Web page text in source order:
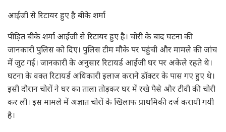
आईजी से रिटायर हुए है बीके शर्मा
पीड़ित बीके शर्मा आईजी से रिटायर हुए है। चोरी के बाद घटना की
जानकारी पुलिस को दिए। पुलिस टीम मौके पर पहुंची और मामले की जांच
में जुट गई। जानकारी के अनुसार रिटायर्ड आईजी घर पर अकेले रहते थे।
घटना के वक्त रिटायर्ड अधिकारी इलाज कराने डॉक्टर के पास गए हुए थे।
इसी दौरान चोरों ने घर का ताला तोड़कर घर में रखे पैसे और टीवी की चोरी
कर ली। इस मामले में अज्ञात चोरों के खिलाफ प्राथमिकी दर्ज करायी गयी
है।